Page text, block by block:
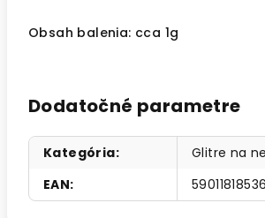
Obsah balenia: cca 1g
Dodatočné parametre
Kategória:
Glitre na
EAN: